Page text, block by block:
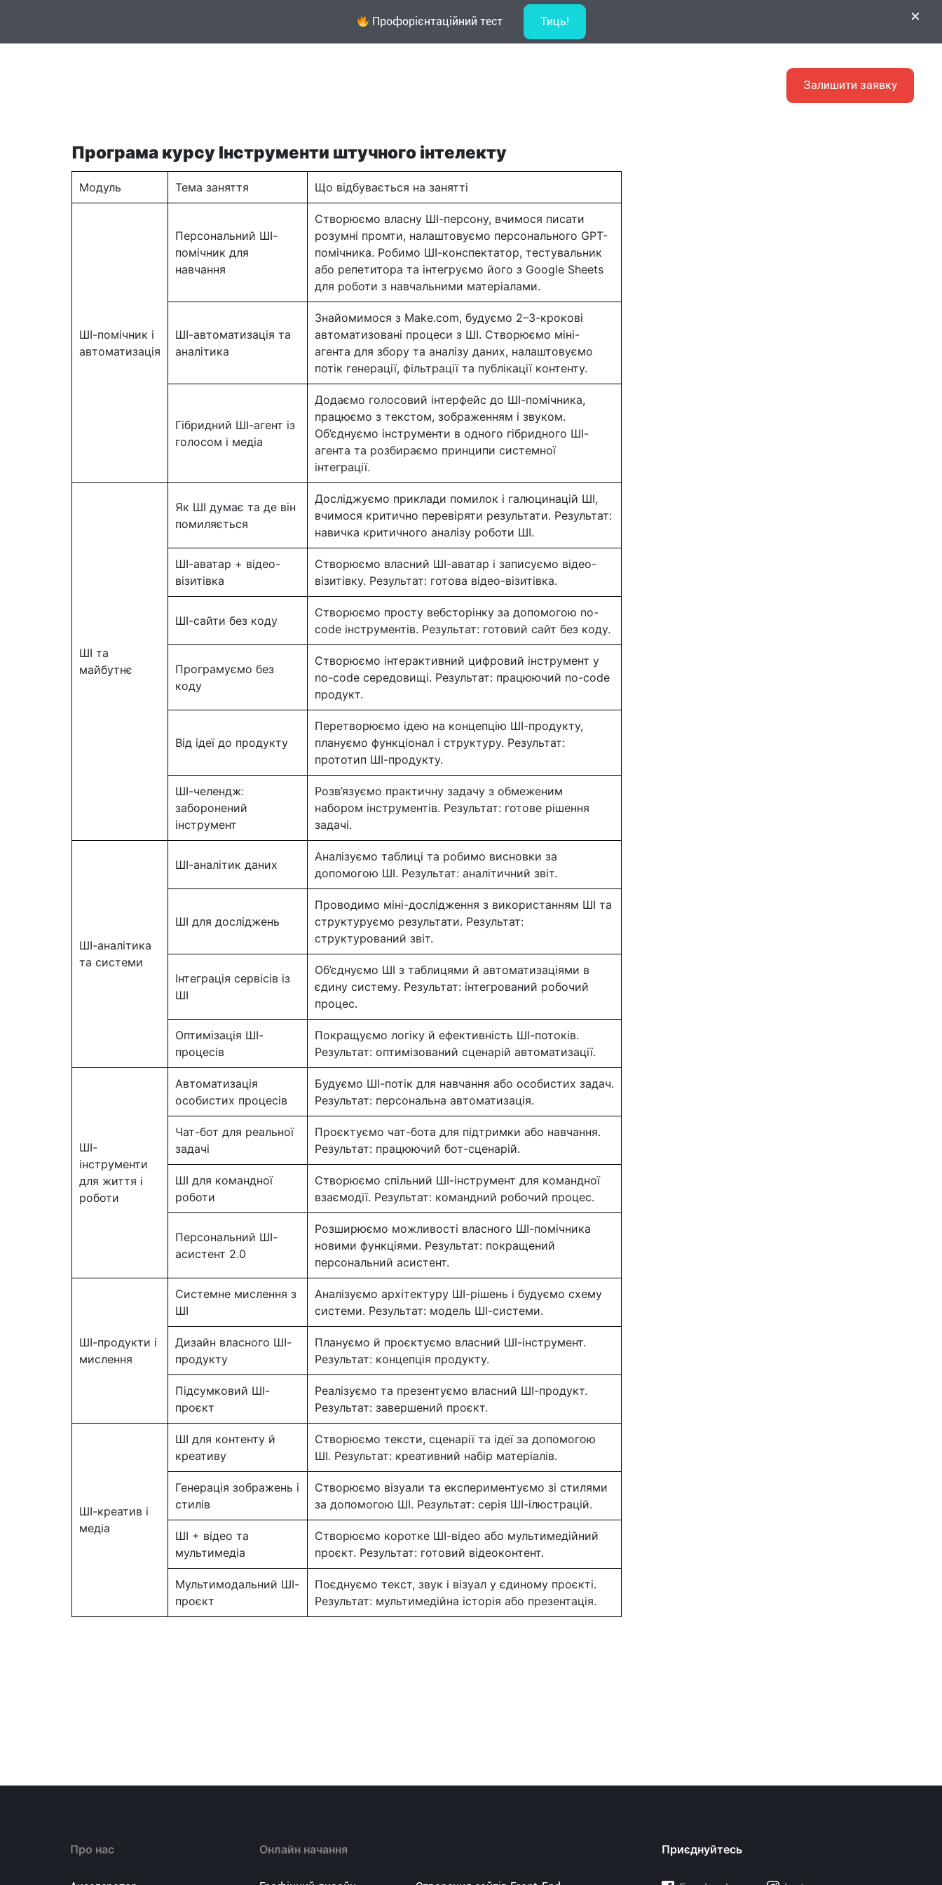
Профорієнтаційний тест Тиць! ×
Залишити заявку
Програма курсу Інструменти штучного інтелекту
Модуль Тема заняття Що відбувається на занятті
ШІ-помічник і
автоматизація
Персональний ШІ-
помічник для
навчання
Створюємо власну ШІ-персону, вчимося писати
розумні промти, налаштовуємо персонального GPT-
помічника. Робимо ШІ-конспектатор, тестувальник
або репетитора та інтегруємо його з Google Sheets
для роботи з навчальними матеріалами.
ШІ-автоматизація та
аналітика
Знайомимося з Make.com, будуємо 2–3-крокові
автоматизовані процеси з ШІ. Створюємо міні-
агента для збору та аналізу даних, налаштовуємо
потік генерації, фільтрації та публікації контенту.
Гібридний ШІ-агент із
голосом і медіа
Додаємо голосовий інтерфейс до ШІ-помічника,
працюємо з текстом, зображенням і звуком.
Об’єднуємо інструменти в одного гібридного ШІ-
агента та розбираємо принципи системної
інтеграції.
ШІ та
майбутнє
Як ШІ думає та де він
помиляється
Досліджуємо приклади помилок і галюцинацій ШІ,
вчимося критично перевіряти результати. Результат:
навичка критичного аналізу роботи ШІ.
ШІ-аватар + відео-
візитівка
Створюємо власний ШІ-аватар і записуємо відео-
візитівку. Результат: готова відео-візитівка.
ШІ-сайти без коду
Створюємо просту вебсторінку за допомогою no-
code інструментів. Результат: готовий сайт без коду.
Програмуємо без
коду
Створюємо інтерактивний цифровий інструмент у
no-code середовищі. Результат: працюючий no-code
продукт.
Від ідеї до продукту
Перетворюємо ідею на концепцію ШІ-продукту,
плануємо функціонал і структуру. Результат:
прототип ШІ-продукту.
ШІ-челендж:
заборонений
інструмент
Розв’язуємо практичну задачу з обмеженим
набором інструментів. Результат: готове рішення
задачі.
ШІ-аналітика
та системи
ШІ-аналітик даних
Аналізуємо таблиці та робимо висновки за
допомогою ШІ. Результат: аналітичний звіт.
ШІ для досліджень
Проводимо міні-дослідження з використанням ШІ та
структуруємо результати. Результат:
структурований звіт.
Інтеграція сервісів із
ШІ
Об’єднуємо ШІ з таблицями й автоматизаціями в
єдину систему. Результат: інтегрований робочий
процес.
Оптимізація ШІ-
процесів
Покращуємо логіку й ефективність ШІ-потоків.
Результат: оптимізований сценарій автоматизації.
ШІ-
інструменти
для життя і
роботи
Автоматизація
особистих процесів
Будуємо ШІ-потік для навчання або особистих задач.
Результат: персональна автоматизація.
Чат-бот для реальної
задачі
Проєктуємо чат-бота для підтримки або навчання.
Результат: працюючий бот-сценарій.
ШІ для командної
роботи
Створюємо спільний ШІ-інструмент для командної
взаємодії. Результат: командний робочий процес.
Персональний ШІ-
асистент 2.0
Розширюємо можливості власного ШІ-помічника
новими функціями. Результат: покращений
персональний асистент.
ШІ-продукти і
мислення
Системне мислення з
ШІ
Аналізуємо архітектуру ШІ-рішень і будуємо схему
системи. Результат: модель ШІ-системи.
Дизайн власного ШІ-
продукту
Плануємо й проєктуємо власний ШІ-інструмент.
Результат: концепція продукту.
Підсумковий ШІ-
проєкт
Реалізуємо та презентуємо власний ШІ-продукт.
Результат: завершений проєкт.
ШІ-креатив і
медіа
ШІ для контенту й
креативу
Створюємо тексти, сценарії та ідеї за допомогою
ШІ. Результат: креативний набір матеріалів.
Генерація зображень і
стилів
Створюємо візуали та експериментуємо зі стилями
за допомогою ШІ. Результат: серія ШІ-ілюстрацій.
ШІ + відео та
мультимедіа
Створюємо коротке ШІ-відео або мультимедійний
проєкт. Результат: готовий відеоконтент.
Мультимодальний ШІ-
проєкт
Поєднуємо текст, звук і візуал у єдиному проєкті.
Результат: мультимедійна історія або презентація.
Про нас Онлайн начання Приєднуйтесь